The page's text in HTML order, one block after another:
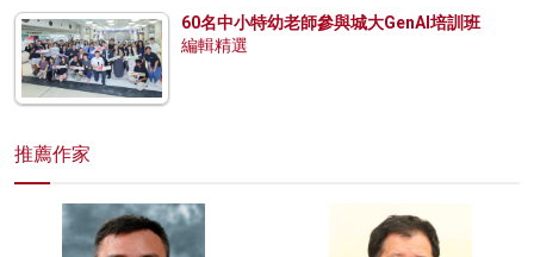
60名中小特幼老師參與城大GenAI培訓班
編輯精選
推薦作家